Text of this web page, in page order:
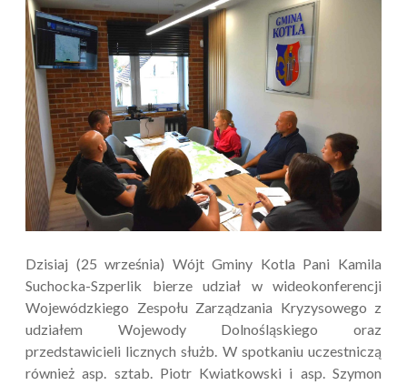
Dzisiaj (25 września) Wójt Gminy Kotla Pani Kamila
Suchocka-Szperlik bierze udział w wideokonferencji
Wojewódzkiego Zespołu Zarządzania Kryzysowego z
udziałem Wojewody Dolnośląskiego oraz
przedstawicieli licznych służb. W spotkaniu uczestniczą
również asp. sztab. Piotr Kwiatkowski i asp. Szymon